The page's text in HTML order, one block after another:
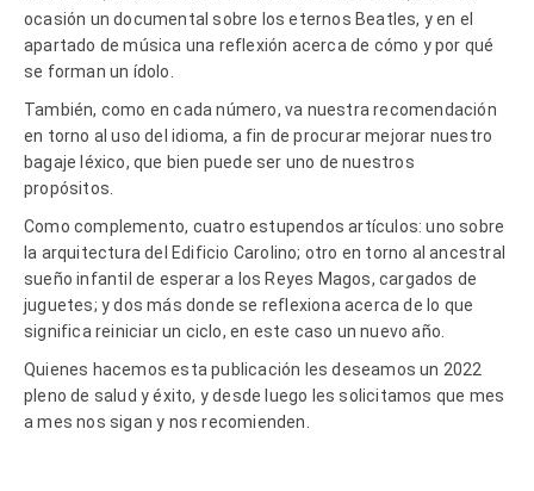
ocasión un documental sobre los eternos Beatles, y en el
apartado de música una reflexión acerca de cómo y por qué
se forman un ídolo.
También, como en cada número, va nuestra recomendación
en torno al uso del idioma, a fin de procurar mejorar nuestro
bagaje léxico, que bien puede ser uno de nuestros
propósitos.
Como complemento, cuatro estupendos artículos: uno sobre
la arquitectura del Edificio Carolino; otro en torno al ancestral
sueño infantil de esperar a los Reyes Magos, cargados de
juguetes; y dos más donde se reflexiona acerca de lo que
significa reiniciar un ciclo, en este caso un nuevo año.
Quienes hacemos esta publicación les deseamos un 2022
pleno de salud y éxito, y desde luego les solicitamos que mes
a mes nos sigan y nos recomienden.